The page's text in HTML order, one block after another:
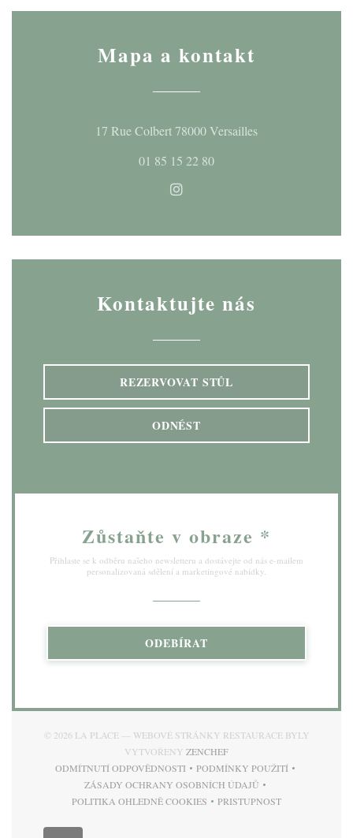
Mapa a kontakt
17 Rue Colbert 78000 Versailles((otevře se v
01 85 15 22 80
Instagram ((otevře se v
Kontaktujte nás
REZERVOVAT STŮL
ODNÉST
Zůstaňte v obraze *
Přihlaste se k odběru našeho newsletteru a dostávejte od nás e-mailem
personalizovaná sdělení a marketingové nabídky.
ODEBÍRAT
© 2026 LA PLACE — WEBOVÉ STRÁNKY RESTAURACE BYLY
VYTVOŘENY ZENCHEF((OTEVŘE SE V NOVÉM
ODMÍTNUTÍ ODPOVĚDNOSTI
((OTEVŘE SE V NOVÉM OKNĚ))
PODMÍNKY POUŽITÍ
((OTEVŘE SE V NOVÉM
ZÁSADY OCHRANY OSOBNÍCH ÚDAJŮ
((OTEVŘE SE V NOVÉM OKNĚ))
POLITIKA OHLEDNĚ COOKIES
((OTEVŘE SE V NOVÉM OKNĚ))
PRISTUPNOST
((OTEVŘE SE V